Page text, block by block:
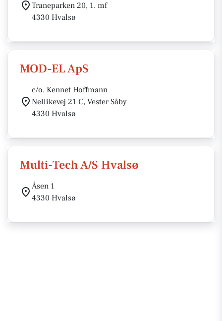
Traneparken 20, 1. mf
4330 Hvalsø
MOD-EL ApS
c/o. Kennet Hoffmann
Nellikevej 21 C, Vester Såby
4330 Hvalsø
Multi-Tech A/S Hvalsø
Åsen 1
4330 Hvalsø